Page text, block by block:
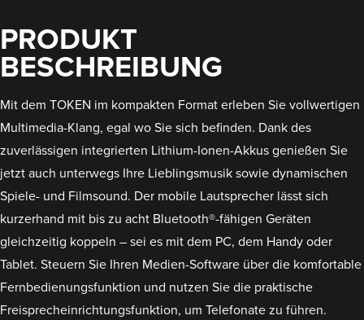
PRODUKT
BESCHREIBUNG
Mit dem TOKEN im kompakten Format erleben Sie vollwertigen
Multimedia-Klang, egal wo Sie sich befinden. Dank des
zuverlässigen integrierten Lithium-Ionen-Akkus genießen Sie
jetzt auch unterwegs Ihre Lieblingsmusik sowie dynamischen
Spiele- und Filmsound. Der mobile Lautsprecher lässt sich
kurzerhand mit bis zu acht Bluetooth®-fähigen Geräten
gleichzeitig koppeln – sei es mit dem PC, dem Handy oder
Tablet. Steuern Sie Ihren Medien-Software über die komfortable
Fernbedienungsfunktion und nutzen Sie die praktische
Freisprecheinrichtungsfunktion, um Telefonate zu führen.